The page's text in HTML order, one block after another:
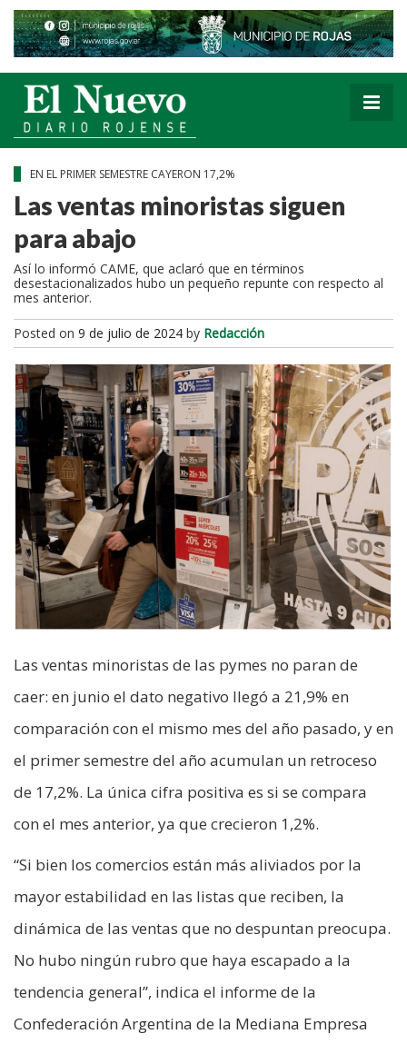
EN EL PRIMER SEMESTRE CAYERON 17,2%
Las ventas minoristas siguen
para abajo
Así lo informó CAME, que aclaró que en términos
desestacionalizados hubo un pequeño repunte con respecto al
mes anterior.
Posted on 9 de julio de 2024 by Redacción
Las ventas minoristas de las pymes no paran de
caer: en junio el dato negativo llegó a 21,9% en
comparación con el mismo mes del año pasado, y en
el primer semestre del año acumulan un retroceso
de 17,2%. La única cifra positiva es si se compara
con el mes anterior, ya que crecieron 1,2%.
“Si bien los comercios están más aliviados por la
mayor estabilidad en las listas que reciben, la
dinámica de las ventas que no despuntan preocupa.
No hubo ningún rubro que haya escapado a la
tendencia general”, indica el informe de la
Confederación Argentina de la Mediana Empresa